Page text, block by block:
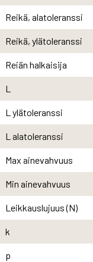
Reikä, alatoleranssi
Reikä, ylätoleranssi
Reiän halkaisija
L
L ylätoleranssi
L alatoleranssi
Max ainevahvuus
Min ainevahvuus
Leikkauslujuus (N)
k
p